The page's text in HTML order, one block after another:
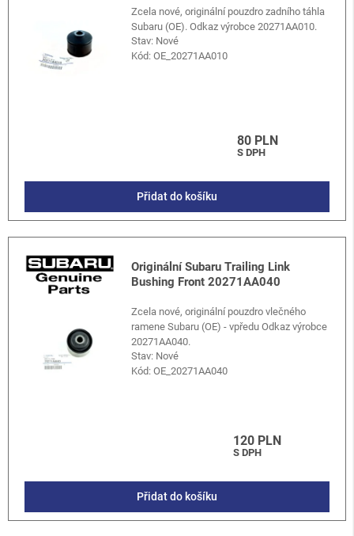
Zcela nové, originální pouzdro zadního táhla
Subaru (OE). Odkaz výrobce 20271AA010.
Stav: Nové
Kód:OE_20271AA010
80 PLN
S DPH
Přidat do košíku
Originální Subaru Trailing Link
Bushing Front 20271AA040
Zcela nové, originální pouzdro vlečného
ramene Subaru (OE) - vpředu Odkaz výrobce
20271AA040.
Stav: Nové
Kód:OE_20271AA040
120 PLN
S DPH
Přidat do košíku